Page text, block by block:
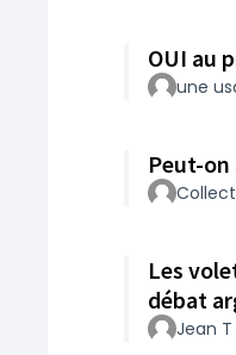
OUI au
une
Peut-
Les
débat
Jean T